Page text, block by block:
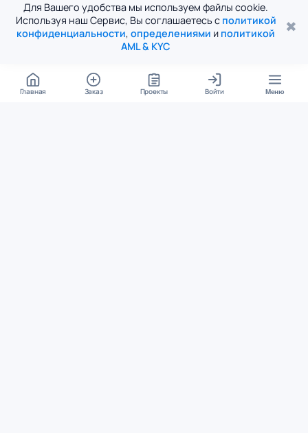
Для Вашего удобства мы используем файлы cookie.
Используя наш Сервис, Вы соглашаетесь с политикой
конфиденциальности, определениями и политикой
AML & KYC
✖
Главная Заказ Проекты Войти Меню